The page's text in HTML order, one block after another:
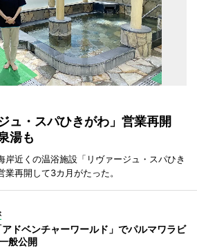
ュ・スパひきがわ」営業再開
湯も
岸近くの温浴施設「リヴァージュ・スパひき
再開して3カ月がたった。
アドベンチャーワールド」でパルマワラビ
般公開